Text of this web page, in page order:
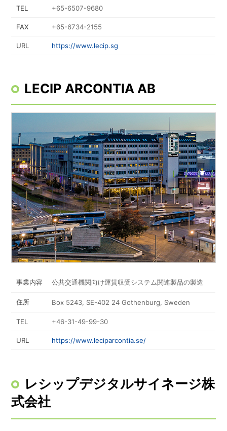
TEL +65-6507-9680
FAX +65-6734-2155
URL https://www.lecip.sg
LECIP ARCONTIA AB
事業内容 公共交通機関向け運賃収受システム関連製品の製造
住所 Box 5243, SE-402 24 Gothenburg, Sweden
TEL +46-31-49-99-30
URL https://www.leciparcontia.se/
レシップデジタルサイネージ株
式会社